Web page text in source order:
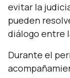
evitar la
pueden
diálogo entre
Durante el